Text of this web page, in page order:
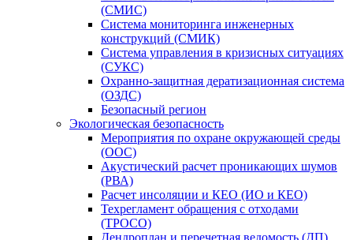
(СМИС)
Система мониторинга инженерных
конструкций (СМИК)
Система управления в кризисных ситуациях
(СУКС)
Охранно-защитная дератизационная система
(ОЗДС)
Безопасный регион
Экологическая безопасность
Мероприятия по охране окружающей среды
(ООС)
Акустический расчет проникающих шумов
(РВА)
Расчет инсоляции и КЕО (ИО и КЕО)
Техрегламент обращения с отходами
(ТРОСО)
Дендроплан и перечетная ведомость (ДП)